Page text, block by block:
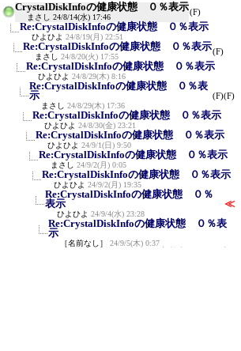
CrystalDiskInfoの健康状態 ０％表示
まさし 24/8/14(水) 17:46
(F)
Re:CrystalDiskInfoの健康状態 ０％表示
ひよひよ 24/8/19(月) 22:51
Re:CrystalDiskInfoの健康状態 ０％表示
まさし 24/8/20(火) 17:55
(F)
Re:CrystalDiskInfoの健康状態 ０％表示
ひよひよ 24/8/29(木) 8:16
Re:CrystalDiskInfoの健康状態 ０％表
示
まさし 24/8/29(木) 17:36
(F)(F)
Re:CrystalDiskInfoの健康状態 ０％表示
ひよひよ 24/8/30(金) 23:21
Re:CrystalDiskInfoの健康状態 ０％表示
ひよひよ 24/9/1(日) 9:50
Re:CrystalDiskInfoの健康状態 ０％表示
まさし 24/9/2(月) 0:05
Re:CrystalDiskInfoの健康状態 ０％表示
ひよひよ 24/9/2(月) 19:35
Re:CrystalDiskInfoの健康状態 ０％
表示
ひよひよ 24/9/4(水) 23:28
≪
Re:CrystalDiskInfoの健康状態 ０％表
示
［名前なし］ 24/9/5(木) 0:37